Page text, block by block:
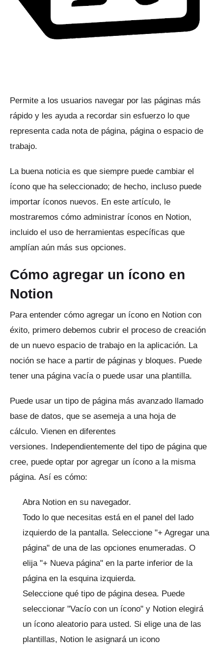
Permite a los usuarios navegar por las páginas más
rápido y les ayuda a recordar sin esfuerzo lo que
representa cada nota de página, página o espacio de
trabajo.
La buena noticia es que siempre puede cambiar el
ícono que ha seleccionado; de hecho, incluso puede
importar íconos nuevos. En este artículo, le
mostraremos cómo administrar íconos en Notion,
incluido el uso de herramientas específicas que
amplían aún más sus opciones.
Cómo agregar un ícono en
Notion
Para entender cómo agregar un ícono en Notion con
éxito, primero debemos cubrir el proceso de creación
de un nuevo espacio de trabajo en la aplicación. La
noción se hace a partir de páginas y bloques. Puede
tener una página vacía o puede usar una plantilla.
Puede usar un tipo de página más avanzado llamado
base de datos, que se asemeja a una hoja de
cálculo. Vienen en diferentes
versiones. Independientemente del tipo de página que
cree, puede optar por agregar un ícono a la misma
página. Así es cómo:
Abra Notion en su navegador.
Todo lo que necesitas está en el panel del lado
izquierdo de la pantalla. Seleccione "+ Agregar una
página" de una de las opciones enumeradas. O
elija "+ Nueva página" en la parte inferior de la
página en la esquina izquierda.
Seleccione qué tipo de página desea. Puede
seleccionar "Vacío con un ícono" y Notion elegirá
un ícono aleatorio para usted. Si elige una de las
plantillas, Notion le asignará un icono